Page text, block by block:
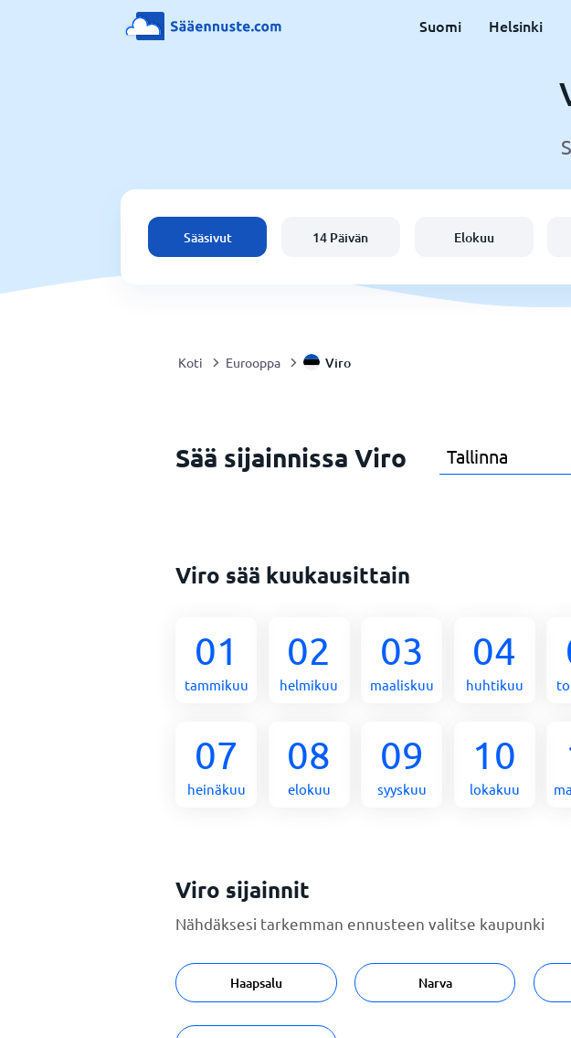
Suomi Helsinki
Sääsivut 14 Päivän Elokuu
Koti Eurooppa Viro
Sää sijainnissa Viro
Viro sää kuukausittain
01
tammikuu
02
helmikuu
03
maaliskuu
04
huhtikuu
07
heinäkuu
08
elokuu
09
syyskuu
10
lokakuu
Viro sijainnit
Nähdäksesi tarkemman ennusteen valitse kaupunki
Haapsalu Narva